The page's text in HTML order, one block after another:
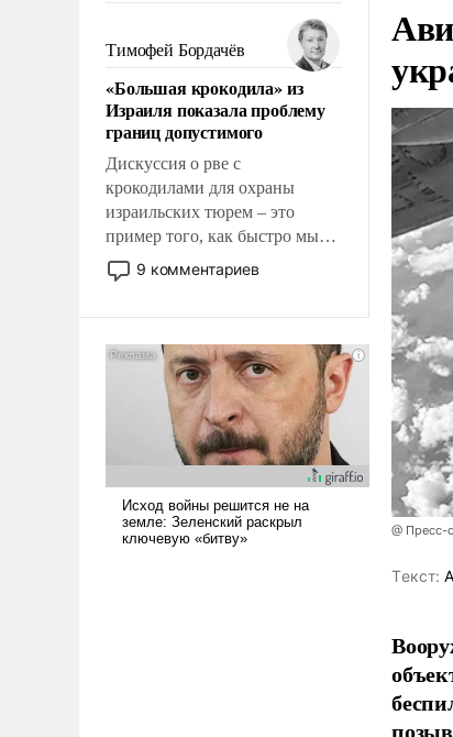
налогоплательщиков и где
Еревану за свои поступки не
нужно отвечать.
Тимофей Бордачёв
«Большая крокодила» из
Израиля показала проблему
границ допустимого
Дискуссия о рве с
крокодилами для охраны
израильских тюрем – это
пример того, как быстро мы
двигаемся по пути
революционных изменений.
псевдонаучной фантастики,
стало всерьез обсуждаемой
9 комментариев
@
Tекст: